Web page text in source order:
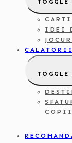
TOGGLE
IDEI
TOGGLE
COPII